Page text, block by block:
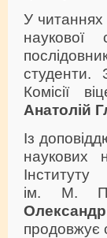
У читаннях
студенти.
Комісії
Анатолій
Із
наукових
ім. М. П.
продовжує